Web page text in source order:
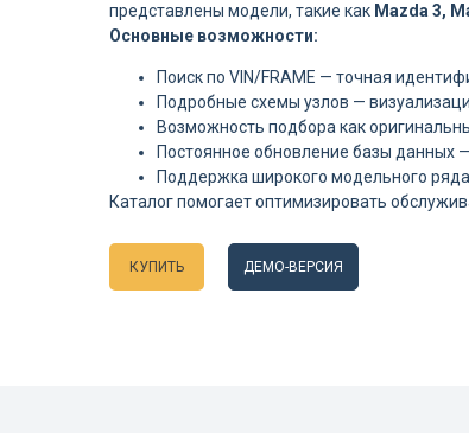
КУПИТЬ ДЕМО-ВЕРСИЯ
представлены модели, такие как Mazda 3,
Основные возможности:
Поиск по VIN/FRAME — точная
Подробные схемы узлов —
Возможность подбора как
Постоянное обновление базы данных
Поддержка широкого модельного
Каталог помогает оптимизировать